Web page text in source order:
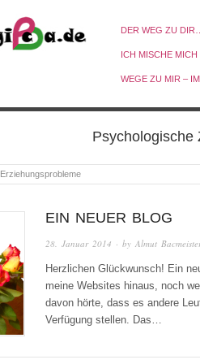
DER WEG ZU DIR…
ICH MISCHE MICH
WEGE ZU MIR –
Psychologische
Erziehungsprobleme
EIN NEUER BLOG
28. Januar 2014 · by Almut
Herzlichen Glückwunsch! Ein
meine Websites hinaus, noch
davon hörte, dass es andere
Verfügung stellen. Das…